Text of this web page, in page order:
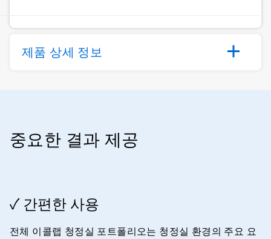
제품 상세 정보
중요한 결과 제공
✓ 간편한 사용
전체 이콜랩 청정실 포트폴리오는 청정실 환경의 주요 요